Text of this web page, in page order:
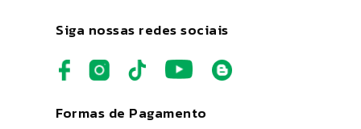
Siga nossas redes sociais
Formas de Pagamento